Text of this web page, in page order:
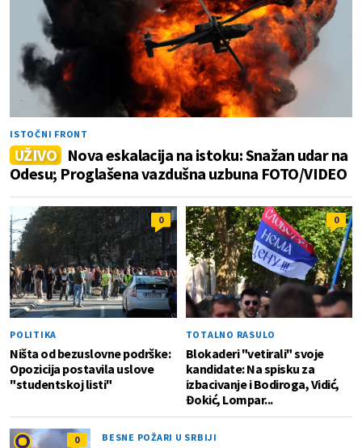
ISTOČNI FRONT
UŽIVO Nova eskalacija na istoku: Snažan udar na
Odesu; Proglašena vazdušna uzbuna FOTO/VIDEO
0
POLITIKA
Ništa od bezuslovne podrške:
Opozicija postavila uslove
"studentskoj listi"
0
TOTALNO RASULO
Blokaderi "vetirali" svoje
kandidate: Na spisku za
izbacivanje i Bodiroga, Vidić,
Đokić, Lompar...
0 BESNE POŽARI U SRBIJI